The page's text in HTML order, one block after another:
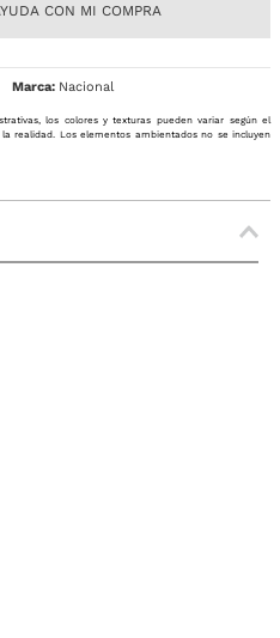
CON MI COMPRA
Nacional
los colores y texturas pueden variar según el
realidad. Los elementos ambientados no se incluyen